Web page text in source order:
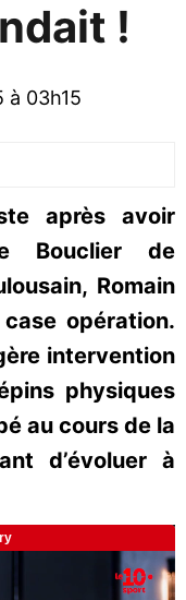
!
à 03h15
après avoir
Bouclier de
Romain
opération.
intervention
physiques
au cours de la
d’évoluer à